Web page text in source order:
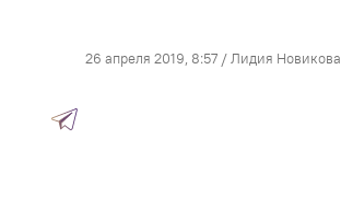
26 апреля 2019, 8:57 / Лидия Новикова